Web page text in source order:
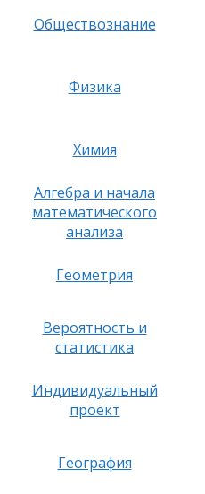
Обществознание
Физика
Химия
Алгебра и начала
математического
анализа
Геометрия
Вероятность и
статистика
Индивидуальный
проект
География